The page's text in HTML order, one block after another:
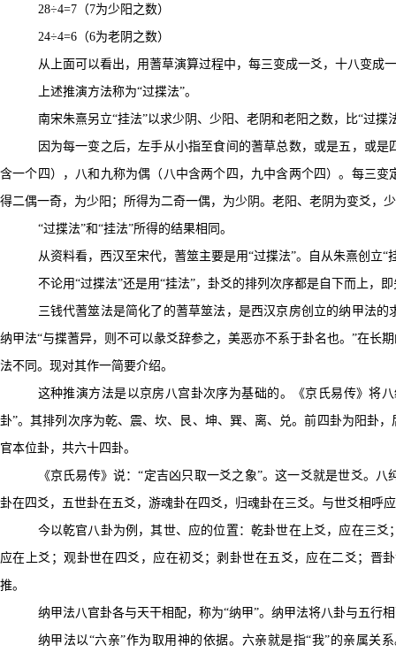
28÷4=7（7为少阳之数）
24÷4=6（6为老阴之数）
从上面可以看出，用蓍草演算过程中，每三变成一爻，十八变成
上述推演方法称为“过揲法”。
南宋朱熹另立“挂法”以求少阴、少阳、老阴和老阳之数，比“过揲
因为每一变之后，左手从小指至食间的蓍草总数，或是五，或
含一个四），八和九称为偶（八中含两个四，九中含两个四）。每三
得二偶一奇，为少阳；所得为二奇一偶，为少阴。老阳、老阴为变爻，
“过揲法”和“挂法”所得的结果相同。
从资料看，西汉至宋代，蓍筮主要是用“过揲法”。自从朱熹创立“
不论用“过揲法”还是用“挂法”，卦爻的排列次序都是自下而上，
三钱代蓍筮法是简化了的蓍草筮法，是西汉京房创立的纳甲法
纳甲法“与揲蓍异，则不可以彖爻辞参之，美恶亦不系于卦名也。”在长
法不同。现对其作一简要介绍。
这种推演方法是以京房八宫卦次序为基础的。 《京氏易传》将
卦”。其排列次序为乾、震、坎、艮、坤、巽、离、兑。前四卦为阳卦
官本位卦，共六十四卦。
《京氏易传》说：“定吉凶只取一爻之象”。这一爻就是世爻。
卦在四爻，五世卦在五爻，游魂卦在四爻，归魂卦在三爻。与世爻相呼
今以乾官八卦为例，其世、应的位置：乾卦世在上爻，应在三
应在上爻；观卦世在四爻，应在初爻；剥卦世在五爻，应在二爻；晋
推。
纳甲法八官卦各与天干相配，称为“纳甲”。 纳甲法将八卦与五行
纳甲法以“六亲”作为取用神的依据。六亲就是指“我”的亲属关